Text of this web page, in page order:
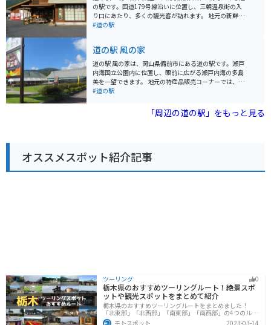
リングの休憩場所としても最適です。蒜山高原は、ワイ
ンディングロードが続くことから、多くのライダーに人
気があります。周辺には、展望台や景勝地も多く、ツー
リングの目的地としてもおすすめです。道の駅では、蒜
リームやヨーグルト、蒜山焼そばなどが人気です。
の駅です。国道179号線沿いに位置し、三朝温泉街の入
り口にあたり、多くの観光客が訪れます。 地元の新鮮な
野菜や果物、特産品などを販売する直売所があり、お土
世紀梨を使ったジュースやお菓子など、魅力的な商品が
豊富です。食事処では、地元食材を使ったそばやうど
ん、ラーメンなどが楽しめます。 バイクで訪れる場合
は、道の駅に隣接する無料駐車場に駐車できます。ツー
リング途中の休憩場所としても最適です。三朝温泉街も
すぐ近くにあるので、温泉を楽しむのも良いでしょう。
観光スポットも点在しています。
#道の駅
道の駅 風の家
道の駅 風の家は、岡山県備前市にある道の駅です。瀬戸
内海国立公園内に位置し、眼前に広がる瀬戸内海の多島
美を一望できます。 地元の特産品販売コーナーでは、新
鮮な海の幸や農産物が販売されています。レストランで
の「備前焼」を使った料理が楽しめます。 また、展望台
からは、瀬戸内海の美しい景色を一望できます。バイク
島々を巡る遊覧船乗り場など、観光スポットも充実して
いるので、瀬戸内海観光の拠点としておすすめです。
#道の駅
「周辺の道の駅」をもっと見る
オススメスポット紹介記事
ツーリング 0
栃木県のおすすめツーリングルート！絶景スポ
ットや観光スポットをまとめて紹介
栃木県のおすすめツーリングルートをまとめました！
「北東部」「北西部」「南東部」「南西部」の4つのルー
ト紹介します。日本を代表する神社や広大な山や滝、湖
モトスポット 2023-03-14